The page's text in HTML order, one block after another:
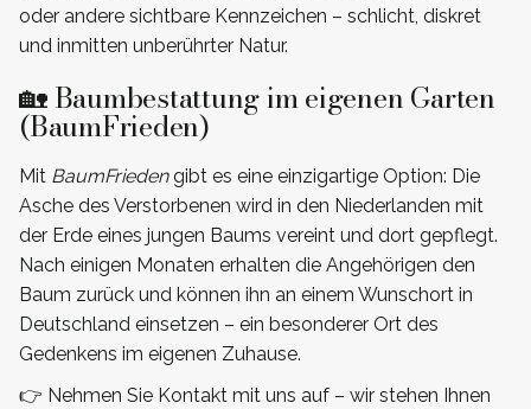
oder andere sichtbare Kennzeichen – schlicht, diskret
und inmitten unberührter Natur.
🏡 Baumbestattung im eigenen Garten
(BaumFrieden)
Mit BaumFriedengibt es eine einzigartige Option: Die
Asche des Verstorbenen wird in den Niederlanden mit
der Erde eines jungen Baums vereint und dort gepflegt.
Nach einigen Monaten erhalten die Angehörigen den
Baum zurück und können ihn an einem Wunschort in
Deutschland einsetzen – ein besonderer Ort des
Gedenkens im eigenen Zuhause.
👉 Nehmen Sie Kontakt mit uns auf – wir stehen Ihnen